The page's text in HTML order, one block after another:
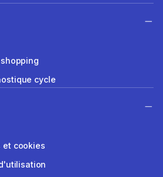
cycle
et cookies